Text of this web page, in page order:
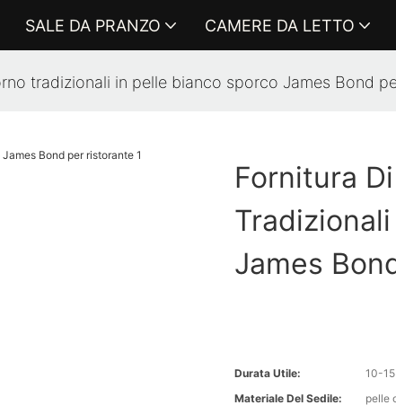
SALE DA PRANZO CAMERE DA LETTO
tradizionali in pelle bianco sporco James Bond
Fornitura
James
Durata Utile:
10-
Materiale Del Sedile:
pelle